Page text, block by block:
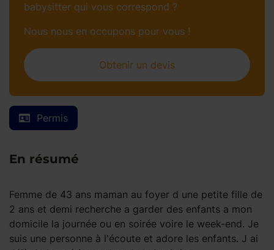
Permis
En résumé
Femme de 43 ans maman au foyer d une petite fille de
2 ans et demi recherche a garder des enfants a mon
domicile la journée ou en soirée voire le week-end. Je
suis une personne à l'écoute et adore les enfants. J ai
babysitter qui vous correspond ?
Nous nous en occupons pour vous !
Obtenir un devis